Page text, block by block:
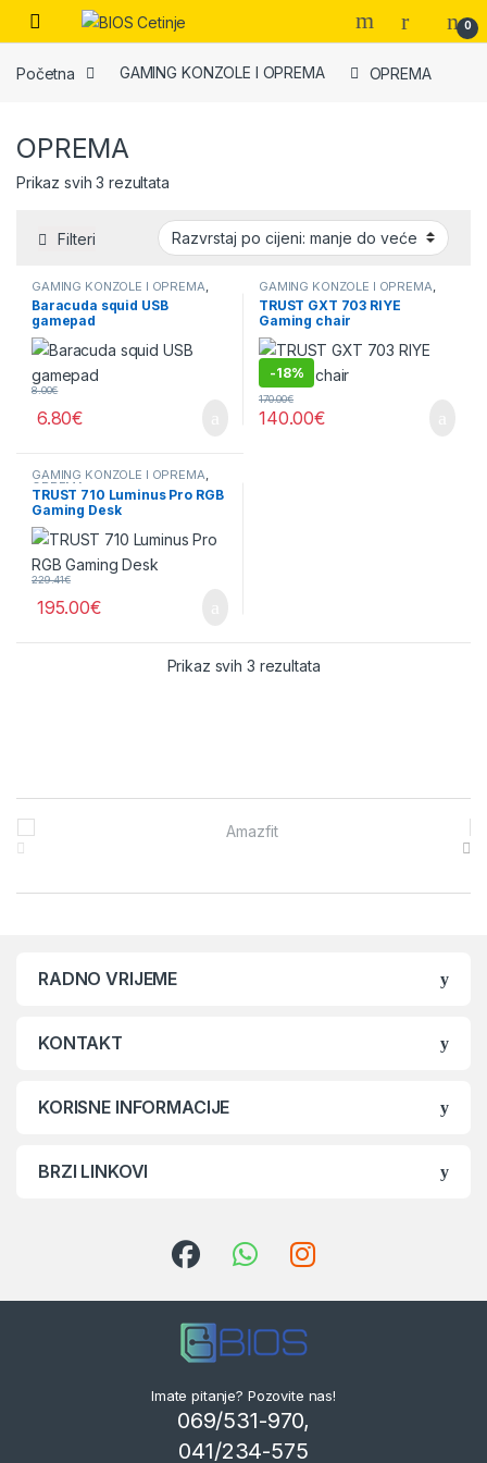
Skip to navigation
Skip to content
Open 0
Početna GAMING KONZOLE I OPREMA OPREMA
OPREMA
Prikaz svih 3 rezultataSorted by price: low to high
Filteri
GAMING KONZOLE I OPREMA
OPREMA
Baracuda squid USB
gamepad
8.00€
6.80€
GAMING KONZOLE I OPREMA
OPREMA
TRUST GXT 703 RIYE
Gaming chair
-18%
140.00€
170.00€
GAMING KONZOLE I OPREMA,
OPREMA
TRUST 710 Luminus Pro RGB
Gaming Desk
229.41€
195.00€
Prikaz svih 3 rezultataSorted by price: low to
Brands Carousel
RADNO VRIJEME
KONTAKT
KORISNE INFORMACIJE
BRZI LINKOVI
Imate pitanje? Pozovite nas!
069/531-970,
041/234-575